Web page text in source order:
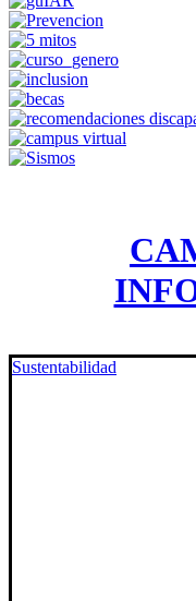
Sustentabilidad